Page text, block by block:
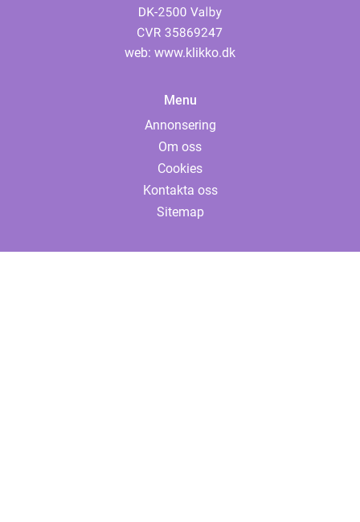
web: www.klikko.dk
Menu
Annonsering
Om oss
Cookies
Kontakta oss
Sitemap